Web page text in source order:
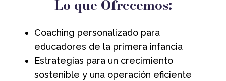
Lo que Ofrecemos:
Coaching personalizado para
educadores de la primera infancia
Estrategias para un crecimiento
sostenible y una operación eficiente